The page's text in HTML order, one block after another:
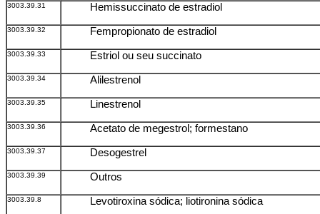
3003.39.31 Hemissuccinato de estradiol
3003.39.32 Fempropionato de estradiol
3003.39.33 Estriol ou seu succinato
3003.39.34 Alilestrenol
3003.39.35 Linestrenol
3003.39.36 Acetato de megestrol; formestano
3003.39.37 Desogestrel
3003.39.39 Outros
3003.39.8 Levotiroxina sódica; liotironina sódica